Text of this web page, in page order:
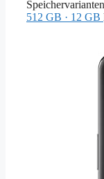
Speichervarianten
512 GB · 12 GB